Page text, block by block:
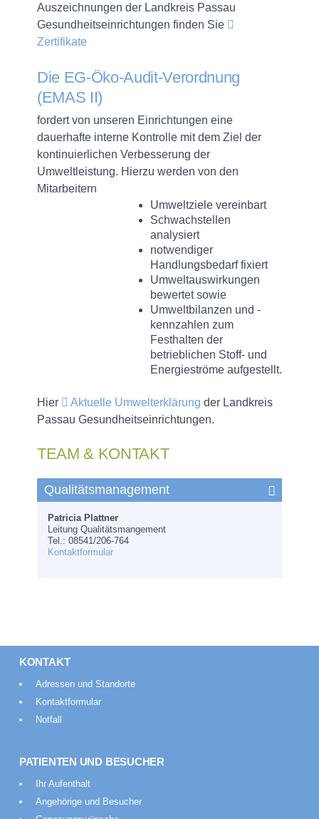
Auszeichnungen der Landkreis Passau
Gesundheitseinrichtungen finden Sie
Zertifikate
Die EG-Öko-Audit-Verordnung
(EMAS II)
fordert von unseren Einrichtungen eine
dauerhafte interne Kontrolle mit dem Ziel der
kontinuierlichen Verbesserung der
Umweltleistung. Hierzu werden von den
Mitarbeitern
Umweltziele vereinbart
Schwachstellen
analysiert
notwendiger
Handlungsbedarf fixiert
Umweltauswirkungen
bewertet sowie
Umweltbilanzen und -
kennzahlen zum
Festhalten der
betrieblichen Stoff- und
Energieströme aufgestellt.
Hier Aktuelle Umwelterklärung der Landkreis
Passau Gesundheitseinrichtungen.
TEAM & KONTAKT
Qualitätsmanagement
Patricia Plattner
Leitung Qualitätsmangement
Tel.: 08541/206-764
Kontaktformular
KONTAKT
Adressen und Standorte
Kontaktformular
Notfall
PATIENTEN UND BESUCHER
Ihr Aufenthalt
Angehörige und Besucher